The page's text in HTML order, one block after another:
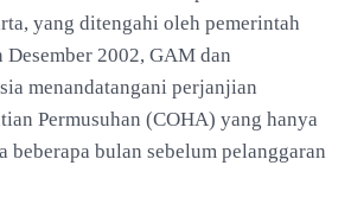
yang ditengahi oleh pemerintah
Desember 2002, GAM dan
menandatangani perjanjian
Permusuhan (COHA) yang hanya
beberapa bulan sebelum pelanggaran